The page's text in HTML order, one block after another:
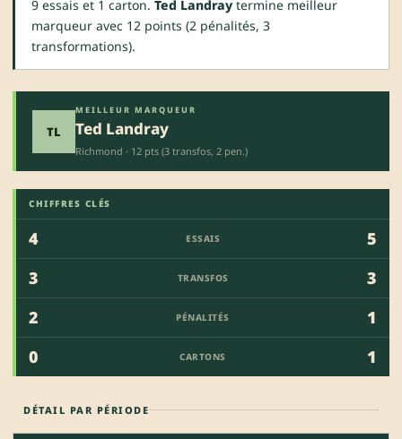
9 essais et 1 carton. Ted Landray termine meilleur
marqueur avec 12 points (2 pénalités, 3
transformations).
TL
MEILLEUR MARQUEUR
Ted Landray
Richmond · 12 pts (3 transfos, 2 pen.)
CHIFFRES CLÉS
4 ESSAIS
5
3
TRANSFOS
3
2
PÉNALITÉS
1
0
CARTONS 1
DÉTAIL PAR PÉRIODE